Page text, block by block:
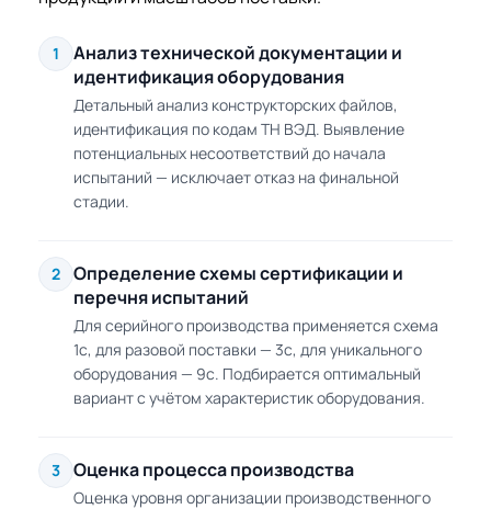
1
Анализ технической документации и
идентификация оборудования
Детальный анализ конструкторских файлов,
идентификация по кодам ТН ВЭД. Выявление
потенциальных несоответствий до начала
испытаний — исключает отказ на финальной
стадии.
2
Определение схемы сертификации и
перечня испытаний
Для серийного производства применяется схема
1с, для разовой поставки — 3с, для уникального
оборудования — 9с. Подбирается оптимальный
вариант с учётом характеристик оборудования.
3 Оценка процесса производства
Оценка уровня организации производственного